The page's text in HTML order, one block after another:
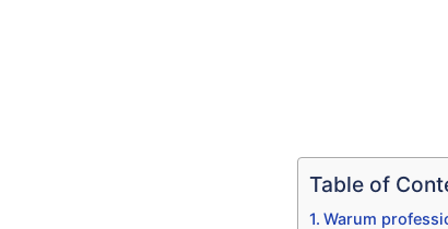
Table of
Warum